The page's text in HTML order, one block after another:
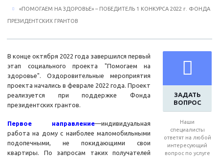
«ПОМОГАЕМ НА ЗДОРОВЬЕ» – ПОБЕДИТЕЛЬ 1 КОНКУРСА 2022 г. ФОНДА
ПРЕЗИДЕНТСКИХ ГРАНТОВ
ЗАДАТЬ
ВОПРОС
Наши
специалисты
ответят на любой
интересующий
вопрос по услуге
В конце октября 2022 года завершился первый
этап социального проекта "Помогаем на
здоровье". Оздоровительные мероприятия
проекта начались в феврале 2022 года. Проект
реализуется при поддержке Фонда
президентских грантов.
Первое направление—индивидуальная
работа на дому с наиболее маломобильными
подопечными, не покидающими свои
квартиры. По запросам таких получателей